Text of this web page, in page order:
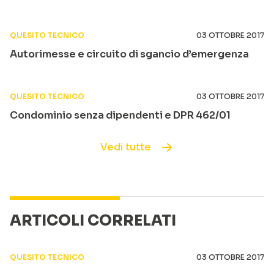
QUESITO TECNICO 03 OTTOBRE 2017
Autorimesse e circuito di sgancio d’emergenza
QUESITO TECNICO 03 OTTOBRE 2017
Condominio senza dipendenti e DPR 462/01
Vedi tutte
ARTICOLI CORRELATI
QUESITO TECNICO 03 OTTOBRE 2017